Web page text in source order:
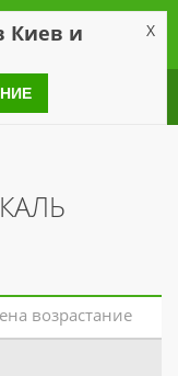
возрастание
Киев и X